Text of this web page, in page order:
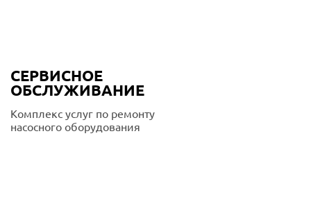
СЕРВИСНОЕ
ОБСЛУЖИВАНИЕ
Комплекс услуг по ремонту
насосного оборудования